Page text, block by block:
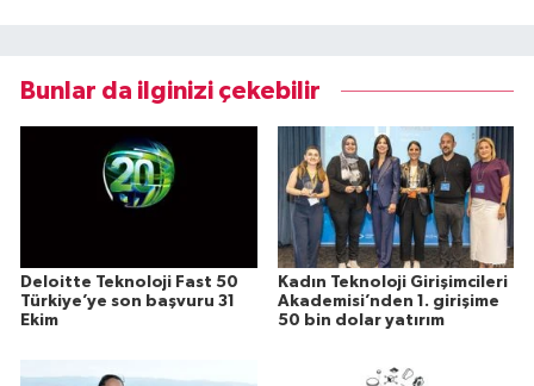
Bunlar da ilginizi çekebilir
Deloitte Teknoloji Fast 50
Türkiye’ye son başvuru 31
Ekim
Kadın Teknoloji Girişimcileri
Akademisi’nden 1. girişime
50 bin dolar yatırım